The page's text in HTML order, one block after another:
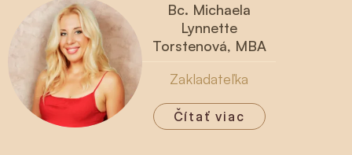
Bc. Michaela
Lynnette
Torstenová, MBA
Zakladateľka
Čítať viac